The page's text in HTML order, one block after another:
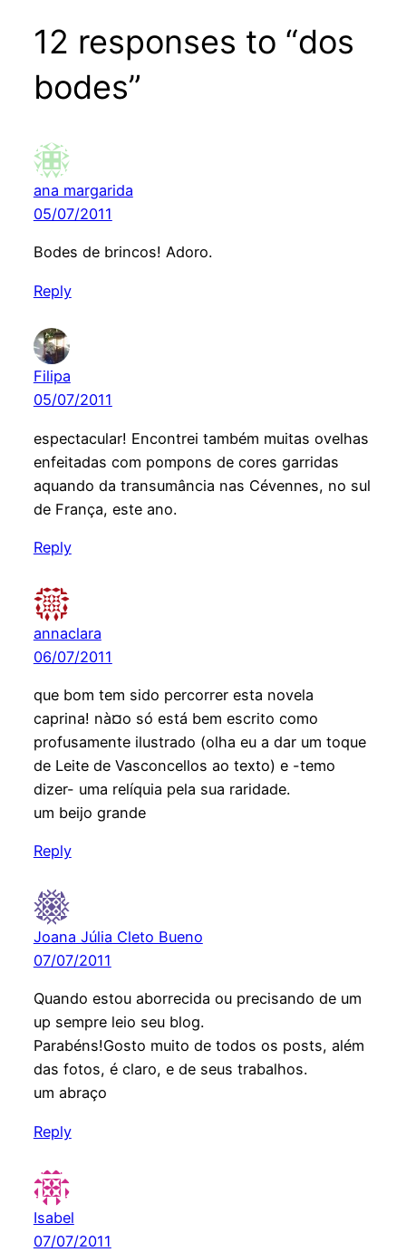
12 responses to “dos
bodes”
ana margarida
05/07/2011
Bodes de brincos! Adoro.
Reply
Filipa
05/07/2011
espectacular! Encontrei também muitas ovelhas
enfeitadas com pompons de cores garridas
aquando da transumância nas Cévennes, no sul
de França, este ano.
Reply
annaclara
06/07/2011
que bom tem sido percorrer esta novela
caprina! nà¤o só está bem escrito como
profusamente ilustrado (olha eu a dar um toque
de Leite de Vasconcellos ao texto) e -temo
dizer- uma relíquia pela sua raridade.
um beijo grande
Reply
Joana Júlia Cleto Bueno
07/07/2011
Quando estou aborrecida ou precisando de um
up sempre leio seu blog.
Parabéns!Gosto muito de todos os posts, além
das fotos, é claro, e de seus trabalhos.
um abraço
Reply
Isabel
07/07/2011